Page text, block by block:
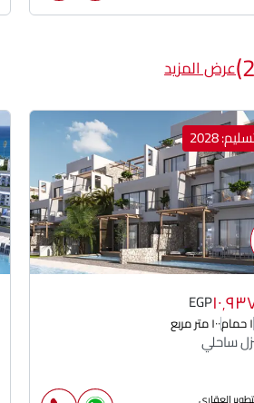
عرض المزيد
2028
EGP
١ حمام ١٠٠ متر مربع
ساحلي
العقارى